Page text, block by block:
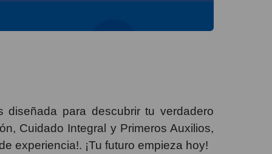
para descubrir tu verdadero
Cuidado Integral y Primeros Auxilios,
experiencia!. ¡Tu futuro empieza hoy!